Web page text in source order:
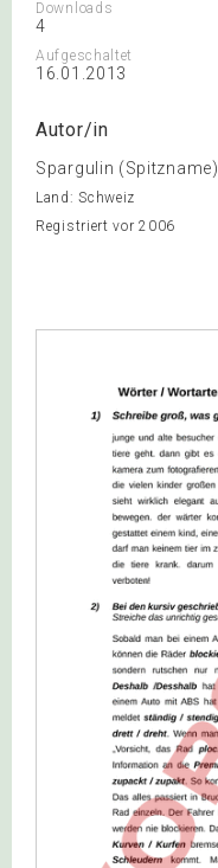
Downloads
4
Aufgeschaltet
16.01.2013
Autor/in
Spargulin (Spitzname)
Land: Schweiz
Registriert vor 2006